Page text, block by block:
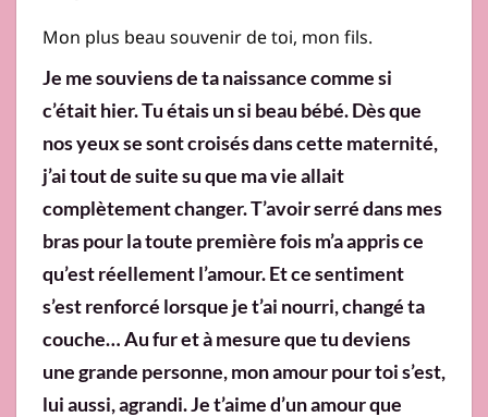
Mon plus beau souvenir de toi, mon fils.
Je me souviens de ta naissance comme si
c’était hier. Tu étais un si beau bébé. Dès que
nos yeux se sont croisés dans cette maternité,
j’ai tout de suite su que ma vie allait
complètement changer. T’avoir serré dans mes
bras pour la toute première fois m’a appris ce
qu’est réellement l’amour. Et ce sentiment
s’est renforcé lorsque je t’ai nourri, changé ta
couche… Au fur et à mesure que tu deviens
une grande personne, mon amour pour toi s’est,
lui aussi, agrandi. Je t’aime d’un amour que